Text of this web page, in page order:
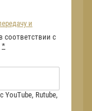
и
в соответствии с
*
Rutube,